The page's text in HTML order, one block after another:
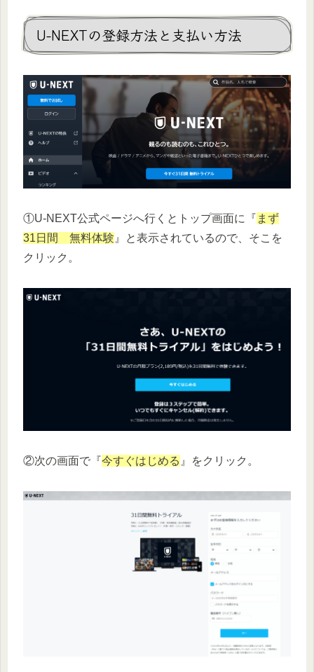
U-NEXTの登録方法と支払い方法
①U-NEXT公式ページへ行くとトップ画面に『 まず
31日間 無料体験 』と表示されているので、そこを
クリック。
②次の画面で『今すぐはじめる 』をクリック。